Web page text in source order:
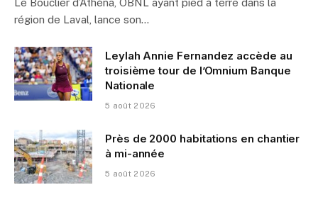
Le Bouclier d’Athéna, OBNL ayant pied à terre dans la
région de Laval, lance son…
Leylah Annie Fernandez accède au
troisième tour de l’Omnium Banque
Nationale
5 août 2026
Près de 2000 habitations en chantier
à mi-année
5 août 2026